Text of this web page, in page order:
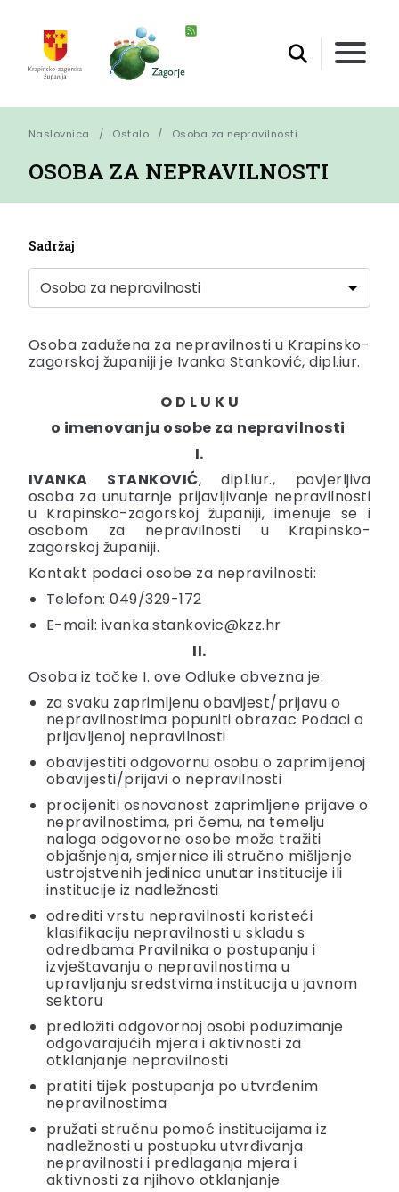
Naslovnica Ostalo Osoba za nepravilnosti
OSOBA ZA NEPRAVILNOSTI
Sadržaj
Osoba zadužena za nepravilnosti u Krapinsko-
zagorskoj županiji je Ivanka Stanković, dipl.iur.
O D L U K U
o imenovanju osobe za nepravilnosti
I.
IVANKA STANKOVIĆ, dipl.iur., povjerljiva
osoba za unutarnje prijavljivanje nepravilnosti
u Krapinsko-zagorskoj županiji, imenuje se i
osobom za nepravilnosti u Krapinsko-
zagorskoj županiji.
Kontakt podaci osobe za nepravilnosti:
Telefon: 049/329-172
E-mail: ivanka.stankovic@kzz.hr
II.
Osoba iz točke I. ove Odluke obvezna je:
za svaku zaprimljenu obavijest/prijavu o
nepravilnostima popuniti obrazac Podaci o
prijavljenoj nepravilnosti
obavijestiti odgovornu osobu o zaprimljenoj
obavijesti/prijavi o nepravilnosti
procijeniti osnovanost zaprimljene prijave o
nepravilnostima, pri čemu, na temelju
naloga odgovorne osobe može tražiti
objašnjenja, smjernice ili stručno mišljenje
ustrojstvenih jedinica unutar institucije ili
institucije iz nadležnosti
odrediti vrstu nepravilnosti koristeći
klasifikaciju nepravilnosti u skladu s
odredbama Pravilnika o postupanju i
izvještavanju o nepravilnostima u
upravljanju sredstvima institucija u javnom
sektoru
predložiti odgovornoj osobi poduzimanje
odgovarajućih mjera i aktivnosti za
otklanjanje nepravilnosti
pratiti tijek postupanja po utvrđenim
nepravilnostima
pružati stručnu pomoć institucijama iz
nadležnosti u postupku utvrđivanja
nepravilnosti i predlaganja mjera i
aktivnosti za njihovo otklanjanje